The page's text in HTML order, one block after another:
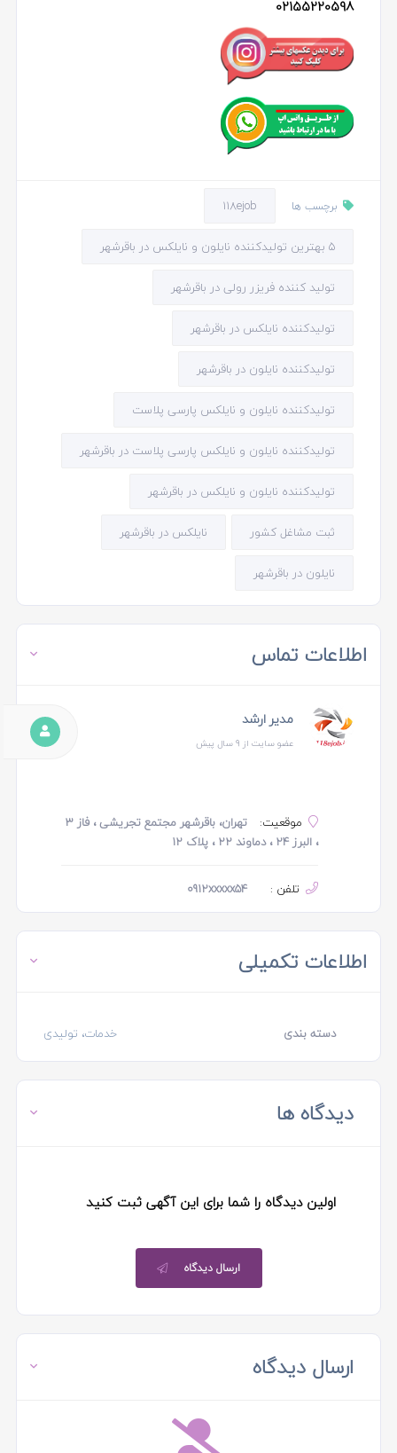
02155220598
برچسب ها 118ejob
5 بهترین تولیدکننده نایلون و نایلکس در باقرشهر
تولید کننده فریزر رولی در باقرشهر
تولیدکننده نایلکس در باقرشهر
تولیدکننده نایلون در باقرشهر
تولیدکننده نایلون و نایلکس پارسی پلاست
تولیدکننده نایلون و نایلکس پارسی پلاست در باقرشهر
تولیدکننده نایلون و نایلکس در باقرشهر
ثبت مشاغل کشور نایلکس در باقرشهر
نایلون در باقرشهر
اطلاعات تماس
مدیر ارشد
عضو سایت از 9 سال پیش
موقعیت:
تهران، باقرشهر مجتمع تجریشی ، فاز 3
، البرز 24 ، دماوند 22 ، پلاک 12
تلفن : 0912xxxxx54
اطلاعات تکمیلی
دسته بندی خدمات، تولیدی
دیدگاه ها
اولین دیدگاه را شما برای این آگهی ثبت کنید
ارسال دیدگاه
ارسال دیدگاه